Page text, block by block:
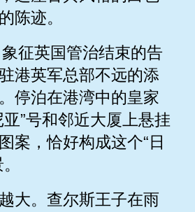
陈迹。
征英国管治结束的告
港英军总部不远的添
停泊在港湾中的皇家
”号和邻近大厦上悬挂
案，恰好构成这个“日
大。查尔斯王子在雨